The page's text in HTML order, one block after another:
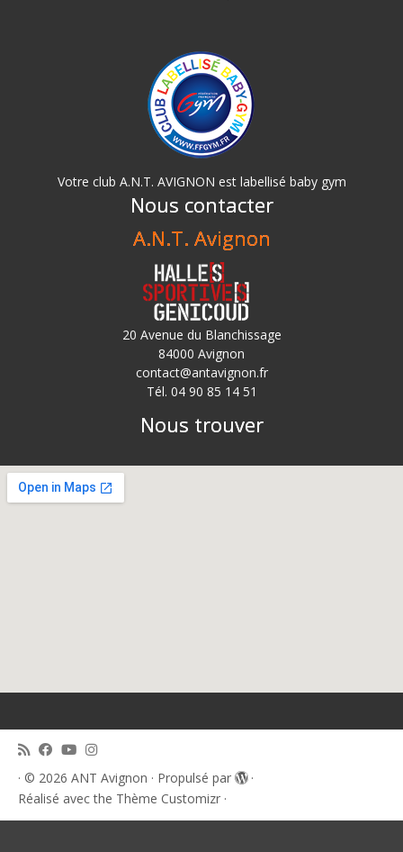
Votre club A.N.T. AVIGNON est labellisé baby gym
Nous contacter
A.N.T. Avignon
20 Avenue du Blanchissage
84000 Avignon
contact@antavignon.fr
Tél. 04 90 85 14 51
Nous trouver
· © 2026 ANT Avignon · Propulsé par
·
Réalisé avec the Thème Customizr ·